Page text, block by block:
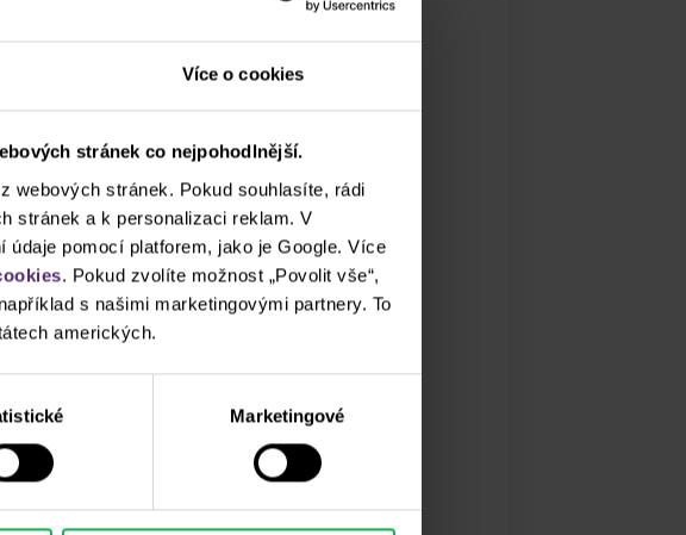
Více o cookies
stránek co nejpohodlnější.
webových stránek. Pokud souhlasíte, rádi
stránek a k personalizaci reklam. V
pomocí platforem, jako je Google. Více
. Pokud zvolíte možnost „Povolit vše“,
s našimi marketingovými partnery. To
amerických.
Marketingové
Forex s malým